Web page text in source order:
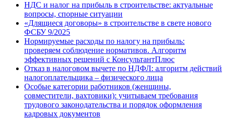
НДС и налог на прибыль в строительстве: актуальные
вопросы, спорные ситуации
«Длящиеся договоры» в строительстве в свете нового
ФСБУ 9/2025
Нормируемые расходы по налогу на прибыль:
проверяем соблюдение нормативов. Алгоритм
эффективных решений с КонсультантПлюс
Отказ в налоговом вычете по НДФЛ: алгоритм действий
налогоплательщика – физического лица
Особые категории работников (женщины,
совместители, вахтовики): учитываем требования
трудового законодательства и порядок оформления
кадровых документов